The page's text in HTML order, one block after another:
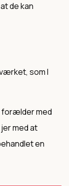
de kan
som I
forælder med
med at
en